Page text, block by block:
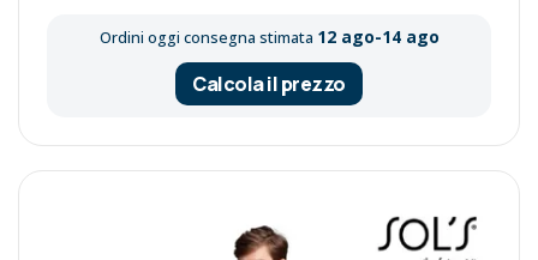
Ordini oggi consegna stimata 12 ago-14 ago
Calcola il prezzo